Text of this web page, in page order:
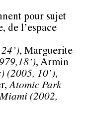
pour sujet
de l’espace
, Marguerite
, Armin
(2005, 10’),
Atomic Park
Miami (2002,